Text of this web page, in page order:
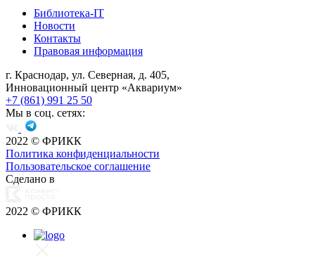
Библиотека-IT
Новости
Контакты
Правовая информация
г. Краснодар, ул. Северная, д. 405,
Инновационный центр «Аквариум»
+7 (861) 991 25 50
Мы в соц. сетях:
2022 © ФРИКК
Политика конфиденциальности
Пользовательское соглашение
Сделано в
2022 © ФРИКК